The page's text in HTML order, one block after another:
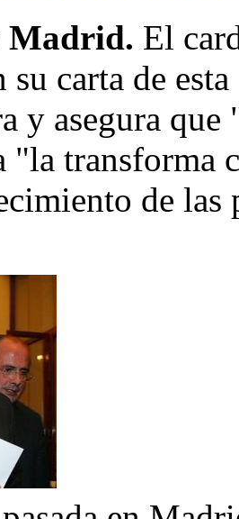
Madrid. El
su carta de
y asegura
"la
de las